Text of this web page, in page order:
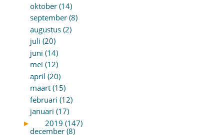
oktober (14)
september (8)
augustus (2)
juli (20)
juni (14)
mei (12)
april (20)
maart (15)
februari (12)
januari (17)
►
2019 (147)
december (8)